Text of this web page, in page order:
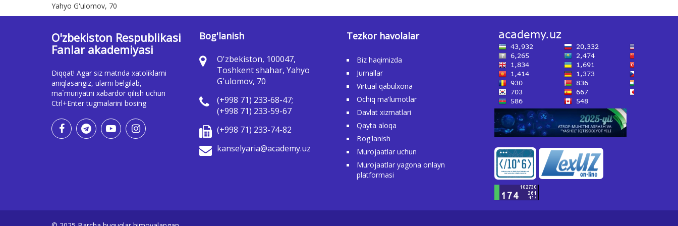
Yahyo G'ulomov, 70
O'zbekiston Respublikasi
Fanlar akademiyasi
Diqqat! Agar siz matnda xatoliklarni
aniqlasangiz, ularni belgilab,
ma`muriyatni xabardor qilish uchun
Ctrl+Enter tugmalarini bosing
Bog'lanish
O'zbekiston, 100047,
Toshkent shahar, Yahyo
G'ulomov, 70
(+998 71) 233-68-47;
(+998 71) 233-59-67
(+998 71) 233-74-82
kanselyaria@academy.uz
Tezkor havolalar
Biz haqimizda
Jurnallar
Virtual qabulxona
Ochiq ma'lumotlar
Davlat xizmatlari
Qayta aloqa
Bog'lanish
Murojaatlar uchun
Murojaatlar yagona onlayn
platformasi